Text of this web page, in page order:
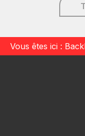
Vous êtes ici :